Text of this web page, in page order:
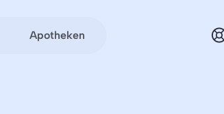
Apotheken